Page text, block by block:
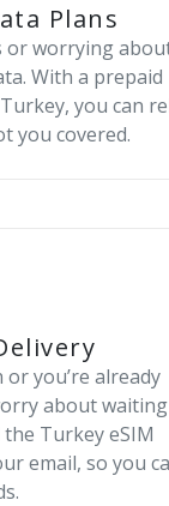
Plans
or worrying
With a prepaid
you can
you covered.
or you’re already
about
the Turkey eSIM
email, so you